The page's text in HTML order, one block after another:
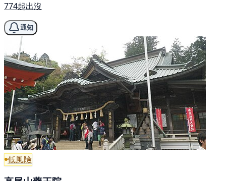
774起出沒
通知
低風險